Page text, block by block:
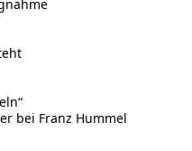
bei Franz Hummel